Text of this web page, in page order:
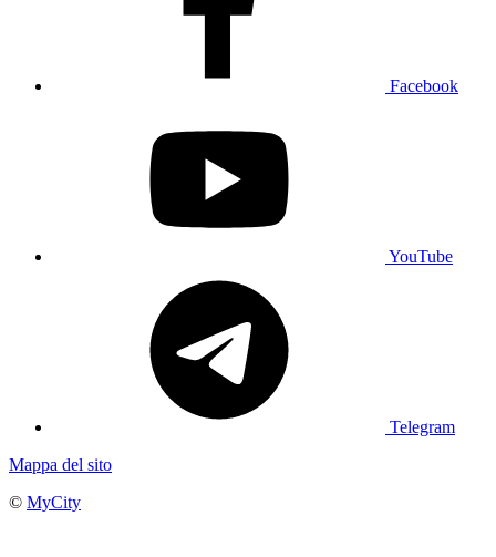
Facebook
YouTube
Telegram
Mappa del sito
© MyCity